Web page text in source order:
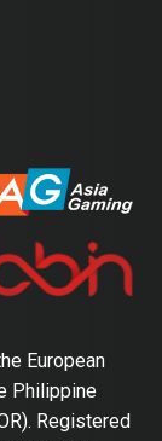
European
Philippine
Registered